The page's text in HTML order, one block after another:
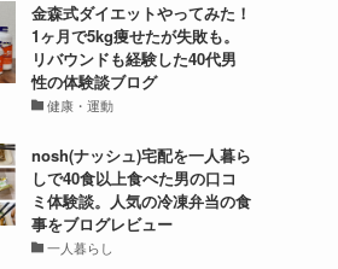
金森式ダイエットやってみた！
1ヶ月で5kg痩せたが失敗も。
リバウンドも経験した40代男
性の体験談ブログ
健康・運動
nosh(ナッシュ)宅配を一人暮ら
しで40食以上食べた男の口コ
ミ体験談。人気の冷凍弁当の食
事をブログレビュー
一人暮らし